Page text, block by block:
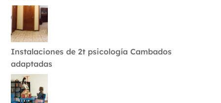
Instalaciones de 2t psicología Cambados
adaptadas